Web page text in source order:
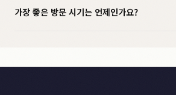
가장 좋은 방문 시기는 언제인가요?